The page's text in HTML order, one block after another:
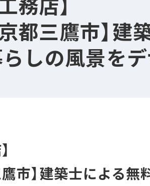
都三鷹市】
しの風景を
市】建築士による